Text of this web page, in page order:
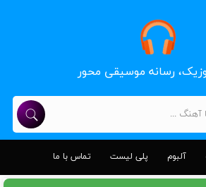
رسانه موسیقی محور
آلبوم پلی لیست تماس با ما